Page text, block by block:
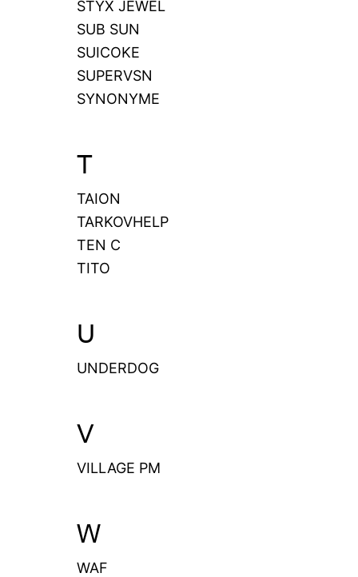
STYX JEWEL
SUB SUN
SUICOKE
SUPERVSN
SYNONYME
T
TAION
TARKOVHELP
TEN C
TITO
U
UNDERDOG
V
VILLAGE PM
W
WAF